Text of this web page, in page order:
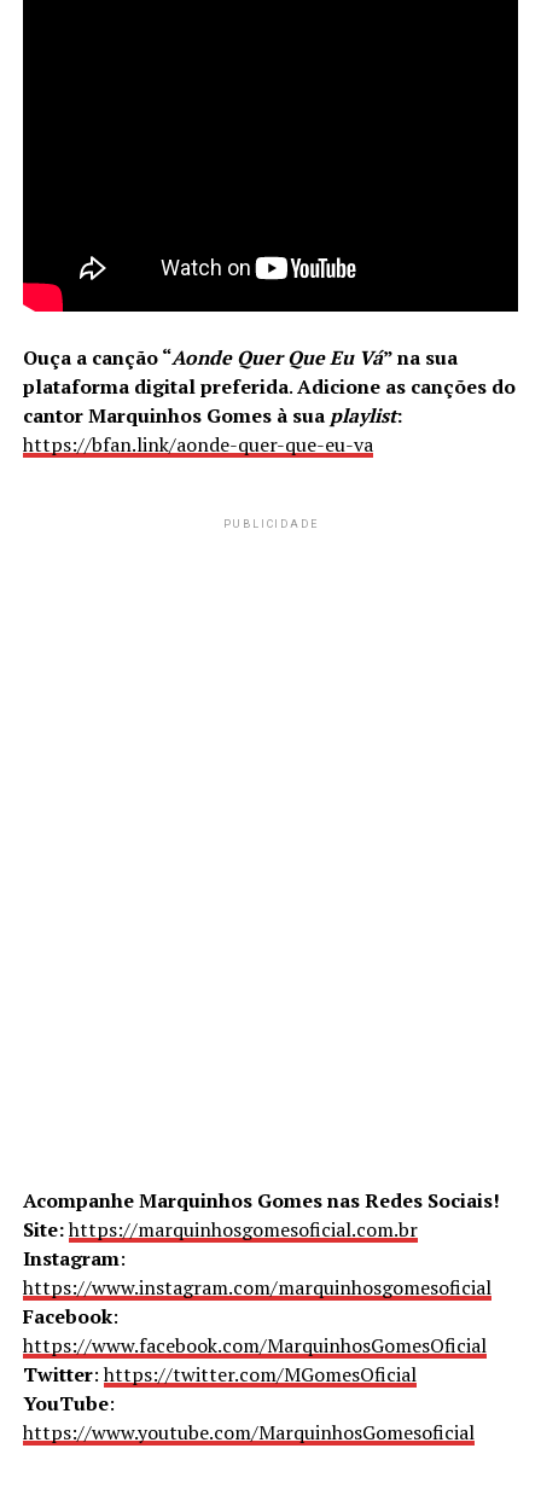
Ouça a canção“Aonde Quer Que Eu Vá”na sua
plataforma digital preferida.Adicione as canções do
cantor Marquinhos Gomes à sua playlist:
https://bfan.link/aonde-quer-que-eu-va
PUBLICIDADE
Acompanhe Marquinhos Gomes nas Redes Sociais!
Site:https://marquinhosgomesoficial.com.br
Instagram:
https://www.instagram.com/marquinhosgomesoficial
Facebook:
https://www.facebook.com/MarquinhosGomesOficial
Twitter:https://twitter.com/MGomesOficial
YouTube:
https://www.youtube.com/MarquinhosGomesoficial